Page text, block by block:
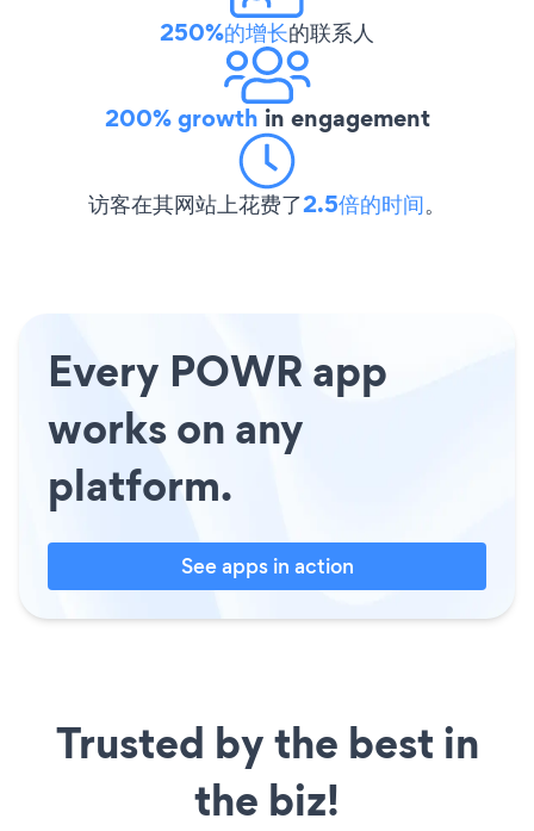
250%的增长的联系人
200% growth in engagement
访客在其网站上花费了2.5倍的时间。
Every POWR app
works on any
platform.
See apps in action
Trusted by the best in
the biz!